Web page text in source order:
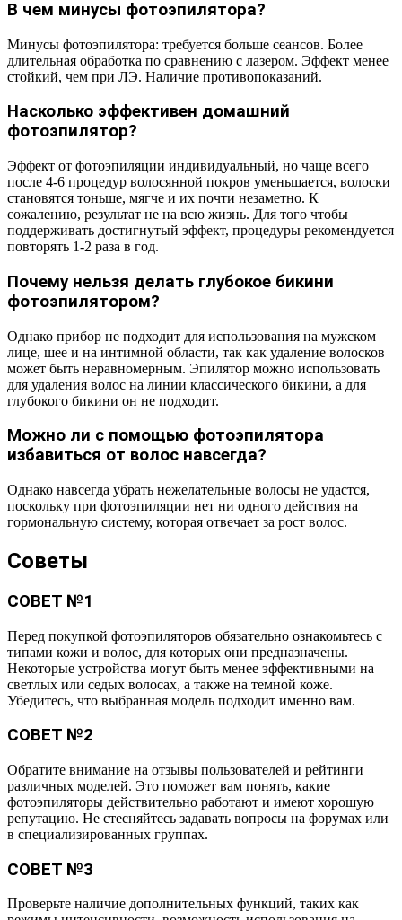
В чем минусы фотоэпилятора?
Минусы фотоэпилятора: требуется больше сеансов. Более
длительная обработка по сравнению с лазером. Эффект менее
стойкий, чем при ЛЭ. Наличие противопоказаний.
Насколько эффективен домашний
фотоэпилятор?
Эффект от фотоэпиляции индивидуальный, но чаще всего
после 4-6 процедур волосянной покров уменьшается, волоски
становятся тоньше, мягче и их почти незаметно. К
сожалению, результат не на всю жизнь. Для того чтобы
поддерживать достигнутый эффект, процедуры рекомендуется
повторять 1-2 раза в год.
Почему нельзя делать глубокое бикини
фотоэпилятором?
Однако прибор не подходит для использования на мужском
лице, шее и на интимной области, так как удаление волосков
может быть неравномерным. Эпилятор можно использовать
для удаления волос на линии классического бикини, а для
глубокого бикини он не подходит.
Можно ли с помощью фотоэпилятора
избавиться от волос навсегда?
Однако навсегда убрать нежелательные волосы не удастся,
поскольку при фотоэпиляции нет ни одного действия на
гормональную систему, которая отвечает за рост волос.
Советы
СОВЕТ №1
Перед покупкой фотоэпиляторов обязательно ознакомьтесь с
типами кожи и волос, для которых они предназначены.
Некоторые устройства могут быть менее эффективными на
светлых или седых волосах, а также на темной коже.
Убедитесь, что выбранная модель подходит именно вам.
СОВЕТ №2
Обратите внимание на отзывы пользователей и рейтинги
различных моделей. Это поможет вам понять, какие
фотоэпиляторы действительно работают и имеют хорошую
репутацию. Не стесняйтесь задавать вопросы на форумах или
в специализированных группах.
СОВЕТ №3
Проверьте наличие дополнительных функций, таких как